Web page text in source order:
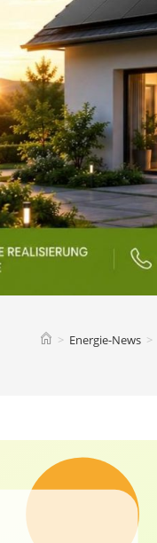
> Energie-News >